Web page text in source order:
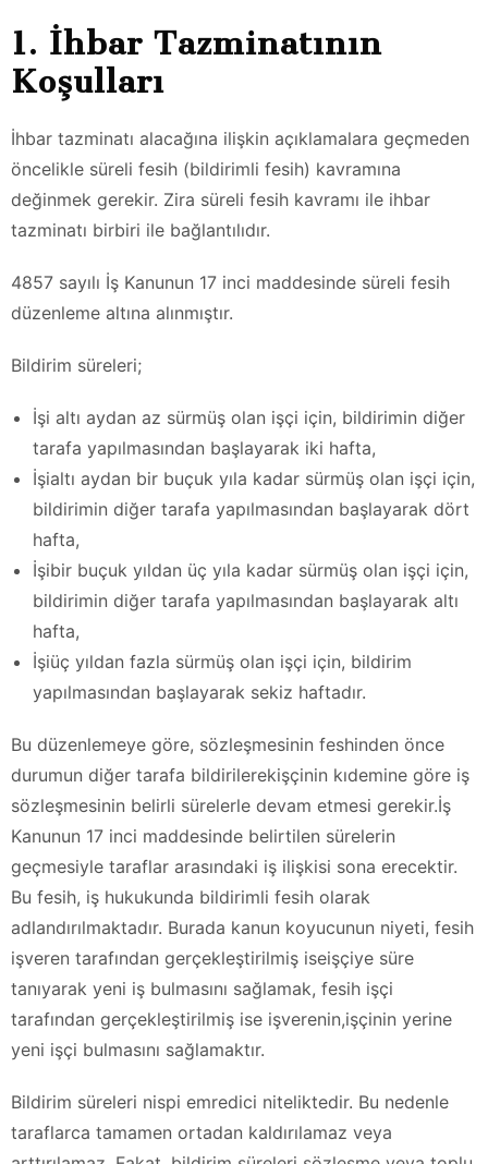
1. İhbar Tazminatının
Koşulları
İhbar tazminatı alacağına ilişkin açıklamalara geçmeden
öncelikle süreli fesih (bildirimli fesih) kavramına
değinmek gerekir. Zira süreli fesih kavramı ile ihbar
tazminatı birbiri ile bağlantılıdır.
4857 sayılı İş Kanunun 17 inci maddesinde süreli fesih
düzenleme altına alınmıştır.
Bildirim süreleri;
İşi altı aydan az sürmüş olan işçi için, bildirimin diğer
tarafa yapılmasından başlayarak iki hafta,
İşialtı aydan bir buçuk yıla kadar sürmüş olan işçi için,
bildirimin diğer tarafa yapılmasından başlayarak dört
hafta,
İşibir buçuk yıldan üç yıla kadar sürmüş olan işçi için,
bildirimin diğer tarafa yapılmasından başlayarak altı
hafta,
İşiüç yıldan fazla sürmüş olan işçi için, bildirim
yapılmasından başlayarak sekiz haftadır.
Bu düzenlemeye göre, sözleşmesinin feshinden önce
durumun diğer tarafa bildirilerekişçinin kıdemine göre iş
sözleşmesinin belirli sürelerle devam etmesi gerekir.İş
Kanunun 17 inci maddesinde belirtilen sürelerin
geçmesiyle taraflar arasındaki iş ilişkisi sona erecektir.
Bu fesih, iş hukukunda bildirimli fesih olarak
adlandırılmaktadır. Burada kanun koyucunun niyeti, fesih
işveren tarafından gerçekleştirilmiş iseişçiye süre
tanıyarak yeni iş bulmasını sağlamak, fesih işçi
tarafından gerçekleştirilmiş ise işverenin,işçinin yerine
yeni işçi bulmasını sağlamaktır.
Bildirim süreleri nispi emredici niteliktedir. Bu nedenle
taraflarca tamamen ortadan kaldırılamaz veya